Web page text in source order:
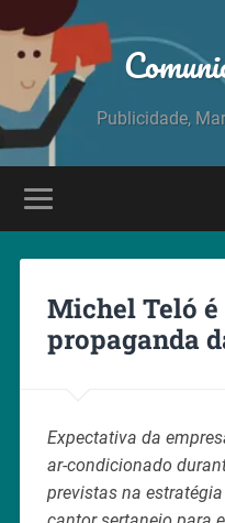
Publicidade,
Michel Teló
propaganda
Expectativa da
ar-condicionado
previstas na